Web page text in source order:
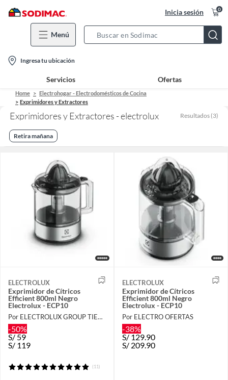
Inicia sesión 0
Menú
Bar
location-
icon
Ingresa tu ubicación
Servicios Ofertas
Home
Electrohogar - Electrodomésticos de Cocina
Exprimidores y Extractores
Exprimidores y Extractores - electrolux Resultados (3)
Retira mañana
ELECTROLUX
Exprimidor de Cítricos
Efficient 800ml Negro
Electrolux - ECP10
Por ELECTROLUX GROUP TIENDA OFICIAL
-50%
S/59
S/ 119
(11)
ELECTROLUX
Exprimidor de Cítricos
Efficient 800ml Negro
Electrolux - ECP10
Por ELECTRO OFERTAS
-38%
S/129.90
S/ 209.90